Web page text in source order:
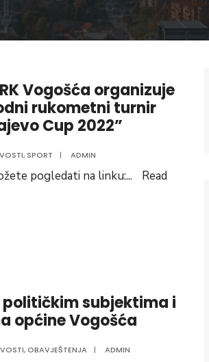
Vogošća organizuje
rukometni turnir
Cup 2022”
, SPORT | ADMIN
pogledati na linku:...
Read
subjektima i
općine Vogošća
,OBAVJEŠTENJA | ADMIN